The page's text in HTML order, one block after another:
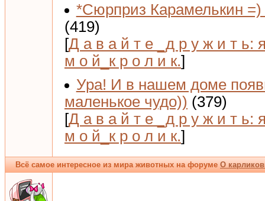
*Сюрприз Карамелькин =)
(419)
[Д а в а й т е _д р у ж и т ь:
м о й_к р о л и к.]
Ура! И в нашем доме
маленькое чудо)) (379)
[Д а в а й т е _д р у ж и т ь:
м о й_к р о л и к.]
Всё самое интересное из мира животных на форумеО